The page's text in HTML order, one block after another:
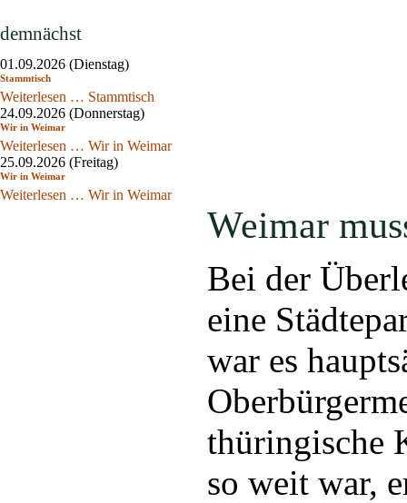
demnächst
01.09.2026 (Dienstag)
Stammtisch
Weiterlesen … Stammtisch
24.09.2026 (Donnerstag)
Wir in Weimar
Weiterlesen … Wir in Weimar
25.09.2026 (Freitag)
Wir in Weimar
Weiterlesen … Wir in Weimar
Weimar
Bei der
eine
war es
thüringische
so weit war,